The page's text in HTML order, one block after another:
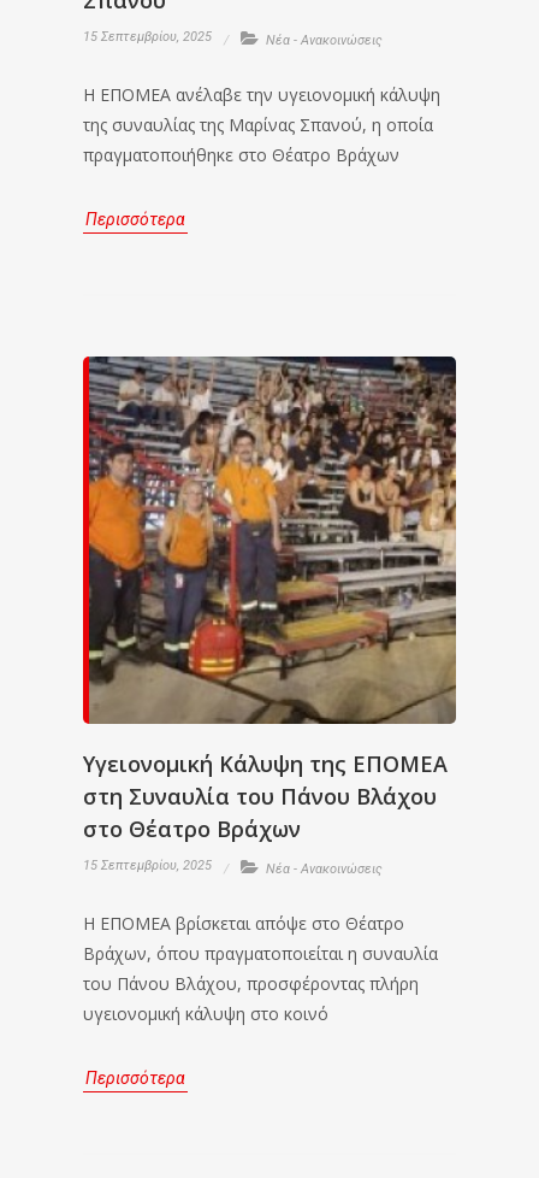
15 Σεπτεμβρίου, 2025 Νέα - Ανακοινώσεις
Η ΕΠΟΜΕΑ ανέλαβε την υγειονομική κάλυψη
της συναυλίας της Μαρίνας Σπανού, η οποία
πραγματοποιήθηκε στο Θέατρο Βράχων
Περισσότερα
Υγειονομική Κάλυψη της ΕΠΟΜΕΑ
στη Συναυλία του Πάνου Βλάχου
στο Θέατρο Βράχων
15 Σεπτεμβρίου, 2025 Νέα - Ανακοινώσεις
Η ΕΠΟΜΕΑ βρίσκεται απόψε στο Θέατρο
Βράχων, όπου πραγματοποιείται η συναυλία
του Πάνου Βλάχου, προσφέροντας πλήρη
υγειονομική κάλυψη στο κοινό
Περισσότερα